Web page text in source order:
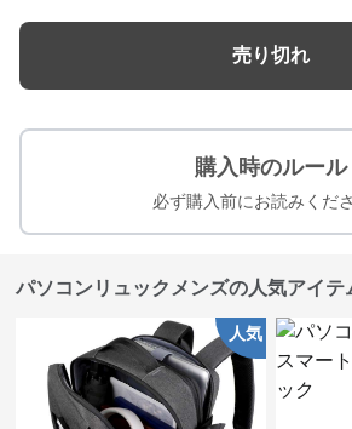
売り切れ
購入時のルール
必ず購入前にお読みくださ
パソコンリュックメンズの人気アイテ
人気